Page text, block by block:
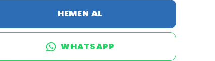
HEMEN AL
WHATSAPP